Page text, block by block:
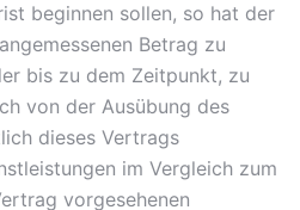
beginnen sollen, so hat der
Betrag zu
bis zu dem Zeitpunkt, zu
von der Ausübung des
dieses Vertrags
im Vergleich zum
vorgesehenen